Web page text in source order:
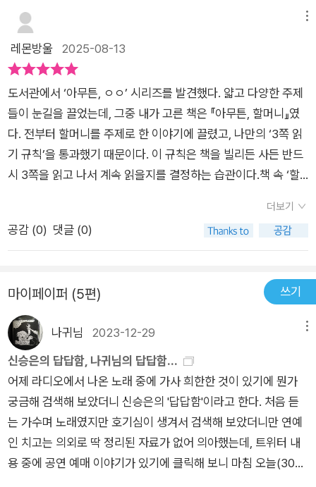
대한 성폭력 사건들을 사회는 어떻게 다루는가. 노인 빈곤에 대해
사회는 얼마 나 나 몰라라 하는가. 폐지를 줍는 노인들, 고물상에
가는 노인들이 킬로그램당 얼마를 받으면서 살아가고 있는가. 내
가 꿈꾸는 것은 그냥 할머니가 아니었나 보다. 친구들하고 다 같
이, 안전하고, 빈곤하지 않은, 빈곤하더라도 혜택을 받아 빈곤에
서 벗어날 수 있는 할머니를 꿈꾼다. (73~74쪽)그러니 우리 사
회는 달라져야 한다는 작가의 목소리를 듣는다. 늙으면 죽어야지
하는 할머니의 말은 거짓말이라는 걸 알아야 한다. 뭔가 배우고
싶고 뭔가 즐겁게 살고 싶은 건 마찬가지라는걸. 집회, 농성장, 데
해야 한다고. 우리는 모두 늙고 할머니가 되니까. 어떤 모습의 할
머니가 될지는 알 수 없지만 말이다. 책을 통해 만난 할머니 가운
데 ‘까치산 할머니’라 불린 유창숙 영화배우를 드라마에서 만나기
는 것들을 계속할 수 있는 할머니. 우리가 꿈꾸는 할머니의 모습
이 아닐까. 『아무튼, 할머니』를 읽으면서 돌봄이나 희생이라는 프
레임에 할머니를 가두지 말아야 한다고 느낀다. 작가가 만든 노래
로 공연하고 영화를 만드는 작업 현장에서 만난 할머니들처럼 당
당하고 멋진 할머니를 응원한다. 그런 할머니가 살아갈 수 있는
사회를 만드는 게 우리의 몫이라고. 나는 무엇이 될까. 할머니가
될까. 어떤 할머니가 될까. 지나가는 사람에게 아무렇지 않게 말
을 거는 할머니가 될까. 우리 할머니처럼 욕을 잘하는 할머니가
될까. 아네스 바르다 감독님처럼 영화를 계속 찍는 할머니가 될
라바시 요지, 쓰매끼리, 비니루, 대간햐 등 할머니를 생각나게 하
는 단어들을 모으고 싶다. 사라지지 말아줘~
죽처럼, 삶은 채워도 채워도 끝이 없을 것이다. 나는 재밌게 살
고 싶다. - P120'내가 젊었을 때는 ‘이거 한번 해볼까?‘ 그러면 남
들이 그걸 못 하게 하는 거야. ‘너는 하면 안돼. 그러는 수가 있
면 그걸 해. 내 인생 철학은요. 내가 하고 싶은 거 하는 거예요. 남
의박자는 좆같은 박자다, 내 박자가 맞는 박자다.'- P128
레몬방울 2025-08-13
도서관에서 ‘아무튼, ㅇㅇ’ 시리즈를 발견했다. 얇고 다양한 주제
들이 눈길을 끌었는데, 그중 내가 고른 책은 『아무튼, 할머니』였
다. 전부터 할머니를 주제로 한 이야기에 끌렸고, 나만의 ‘3쪽 읽
기 규칙’을 통과했기 때문이다. 이 규칙은 책을 빌리든 사든 반드
시 3쪽을 읽고 나서 계속 읽을지를 결정하는 습관이다.책 속 ‘할
마, 버스 정류장에서 우연히 만난 할머니, 영화감독 아녜스 바르
다 같은 예술가 할머니, 낯선 이에게도 쉽게 말을 거는 할머니 등,
한 주제로 이렇게 다채로운 이야기를 엮을 수 있다는 것이 인상
깊었다. 덕분에 읽는 내내 마음이 따뜻해지고 편안해졌다.나에게
도 두 분의 할머니가 있었다. 외할머니는 무한한 사랑을 주셨지
만, 친가 할머니(나는 이 표현이 썩 마음에 들지 않는다)는 늘 차
가우셨다. 그래서 ‘할머니’라는 단어 속에는 따뜻함과 차가움, 두
감정이 함께 자리한다. 모든 할머니가 다정하지 않을 수도 있다는
사실을 나는 오래전부터 알고 있었다.나이가 들면서 나도 모르는
사람과 가벼운 대화를 나누거나, 처음 본 이를 도와주는 일이 자
연스러워졌다. 키오스크 앞에서 어려워하는 사람을 돕다가 시간
을 다 써버릴 때도 있다. 어쩌면 이런 모습들이 쌓여 내가 어떤
‘미래의 할머니’가 될지가 정해질지도 모른다.예전에 짧은 에세이
더보기
공감 (0) 댓글 (0)
마이페이퍼 (5편) 쓰기
나귀님 2023-12-29
신승은의 답답함, 나귀님의 답답함...
어제 라디오에서 나온 노래 중에 가사 희한한 것이 있기에 뭔가
궁금해 검색해 보았더니 신승은의 '답답함'이라고 한다. 처음 듣
는 가수며 노래였지만 호기심이 생겨서 검색해 보았더니만 연예
인 치고는 의외로 딱 정리된 자료가 없어 의아했는데, 트위터 내
용 중에 공연 예매 이야기가 있기에 클릭해 보니 마침 오늘(30